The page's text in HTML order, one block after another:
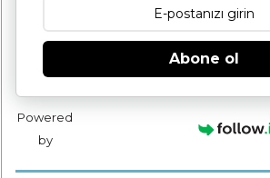
Abone ol
Powered
by